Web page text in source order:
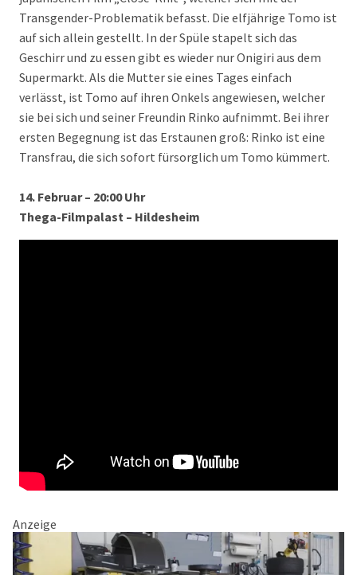
Transgender-Problematik befasst. Die elfjährige Tomo ist
auf sich allein gestellt. In der Spüle stapelt sich das
Geschirr und zu essen gibt es wieder nur Onigiri aus dem
Supermarkt. Als die Mutter sie eines Tages einfach
verlässt, ist Tomo auf ihren Onkels angewiesen, welcher
sie bei sich und seiner Freundin Rinko aufnimmt. Bei ihrer
ersten Begegnung ist das Erstaunen groß: Rinko ist eine
Transfrau, die sich sofort fürsorglich um Tomo kümmert.
14. Februar– 20:00 Uhr
Thega-Filmpalast – Hildesheim
Anzeige